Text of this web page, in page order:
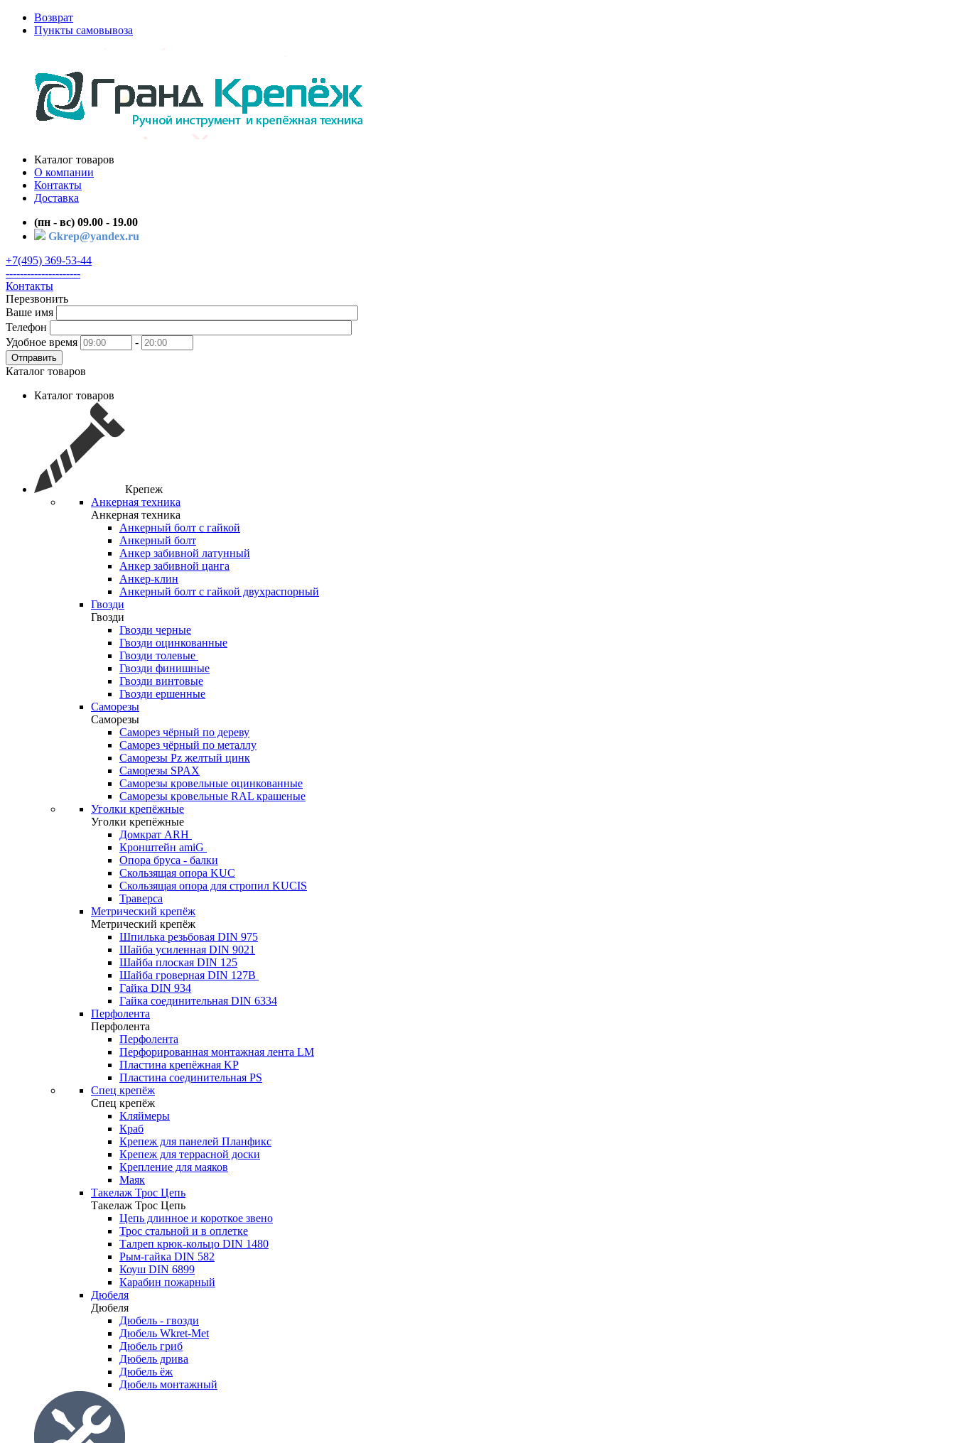
Возврат
Пункты самовывоза
Каталог товаров
О компании
Контакты
Доставка
(пн - вс) 09.00 - 19.00
Gkrep@yandex.ru
+7(495) 369-53-44
---------------------
Контакты
Перезвонить
Ваше имя
Телефон
Удобное время
-
Отправить
Каталог товаров
Каталог товаров
Крепеж
Анкерная техника
Анкерная техника
Анкерный болт с гайкой
Анкерный болт
Анкер забивной латунный
Анкер забивной цанга
Анкер-клин
Анкерный болт с гайкой двухраспорный
Гвозди
Гвозди
Гвозди черные
Гвозди оцинкованные
Гвозди толевые
Гвозди финишные
Гвозди винтовые
Гвозди ершенные
Саморезы
Саморезы
Саморез чёрный по дереву
Саморез чёрный по металлу
Саморезы Pz желтый цинк
Саморезы SPAX
Саморезы кровельные оцинкованные
Саморезы кровельные RAL крашеные
Уголки крепёжные
Уголки крепёжные
Домкрат ARH
Кронштейн amiG
Опора бруса - балки
Скользящая опора KUC
Скользящая опора для стропил KUCIS
Траверса
Метрический крепёж
Метрический крепёж
Шпилька резьбовая DIN 975
Шайба усиленная DIN 9021
Шайба плоская DIN 125
Шайба гроверная DIN 127B
Гайка DIN 934
Гайка соединительная DIN 6334
Перфолента
Перфолента
Перфолента
Перфорированная монтажная лента LM
Пластина крепёжная KP
Пластина соединительная PS
Спец крепёж
Спец крепёж
Кляймеры
Краб
Крепеж для панелей Планфикс
Крепеж для террасной доски
Крепление для маяков
Маяк
Такелаж Трос Цепь
Такелаж Трос Цепь
Цепь длинное и короткое звено
Трос стальной и в оплетке
Талреп крюк-кольцо DIN 1480
Рым-гайка DIN 582
Коуш DIN 6899
Карабин пожарный
Дюбеля
Дюбеля
Дюбель - гвозди
Дюбель Wkret-Met
Дюбель гриб
Дюбель дрива
Дюбель ёж
Дюбель монтажный